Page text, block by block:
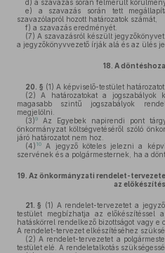
d) a szavazás során felmerült
e) a szavazás során tett
szavazólapról hozott határozatok számát,
f) a szavazás eredményét.
(7) A szavazásról készült
a jegyzőkönyvvezető írják alá és az ülés
18. A
20. § (1) A képviselő-testület
(2) A határozatokat a jogszabályok
magasabb szintű jogszabályok
megjelölni.
(3)9
Az Egyebek napirendi pont
önkormányzat költségvetéséről szóló
járó határozatot nem hoz.
(4) 10
A jegyző köteles jelezni a
szervének és a polgármesternek, ha a
19. Az önkormányzati rendelet-
az
21. § (1) A rendelet-tervezetet a
testület megbízhatja az
hatáskörrel rendelkező bizottságot vagy e
A rendelet-tervezet elkészítéséhez
(2) A rendelet-tervezetet a
testület elé. A rendeletalkotás